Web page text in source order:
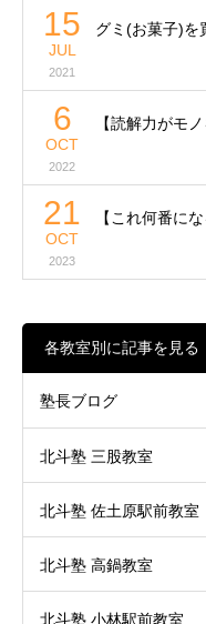
15
JUL
2021
グミ(お菓子)を
6
OCT
2022
【読解力がモ
21
OCT
2023
【これ何番に
各教室別に記事を見る
塾長ブログ
北斗塾 三股教室
北斗塾 佐土原駅前教室
北斗塾 高鍋教室
北斗塾 小林駅前教室